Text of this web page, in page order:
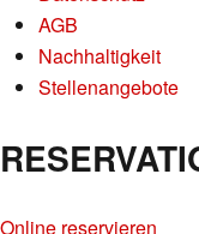
AGB
Nachhaltigkeit
Stellenangebote
Online reservieren